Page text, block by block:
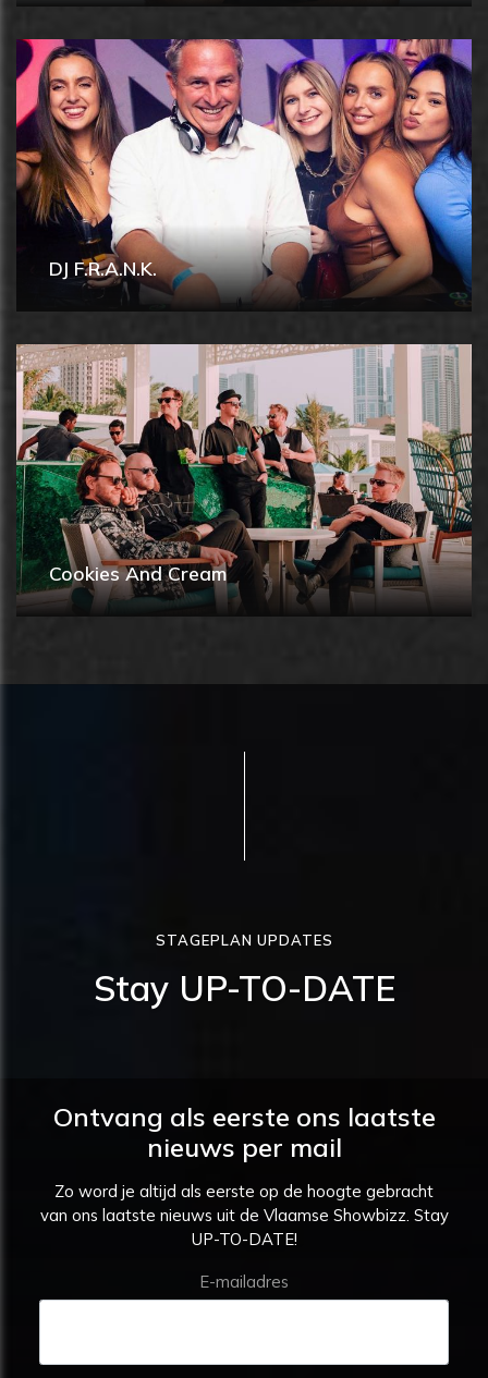
DJ F.R.A.N.K.
Cookies And Cream
STAGEPLAN UPDATES
Stay UP-TO-DATE
Ontvang als eerste ons laatste
nieuws per mail
Zo word je altijd als eerste op de hoogte gebracht
van ons laatste nieuws uit de Vlaamse Showbizz. Stay
UP-TO-DATE!
E-mailadres